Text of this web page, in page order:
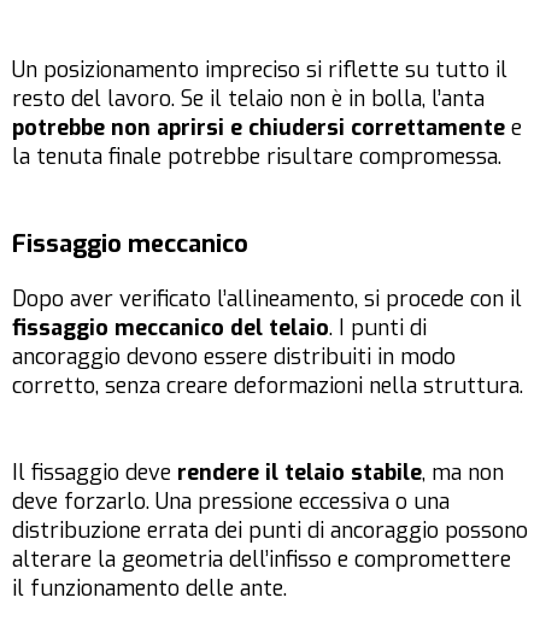
Un posizionamento impreciso si riflette su tutto il
resto del lavoro. Se il telaio non è in bolla, l’anta
potrebbe non aprirsi e chiudersi correttamente e
la tenuta finale potrebbe risultare compromessa.
Fissaggio meccanico
Dopo aver verificato l’allineamento, si procede con il
fissaggio meccanico del telaio. I punti di
ancoraggio devono essere distribuiti in modo
corretto, senza creare deformazioni nella struttura.
Il fissaggio deve rendere il telaio stabile, ma non
deve forzarlo. Una pressione eccessiva o una
distribuzione errata dei punti di ancoraggio possono
alterare la geometria dell’infisso e compromettere
il funzionamento delle ante.